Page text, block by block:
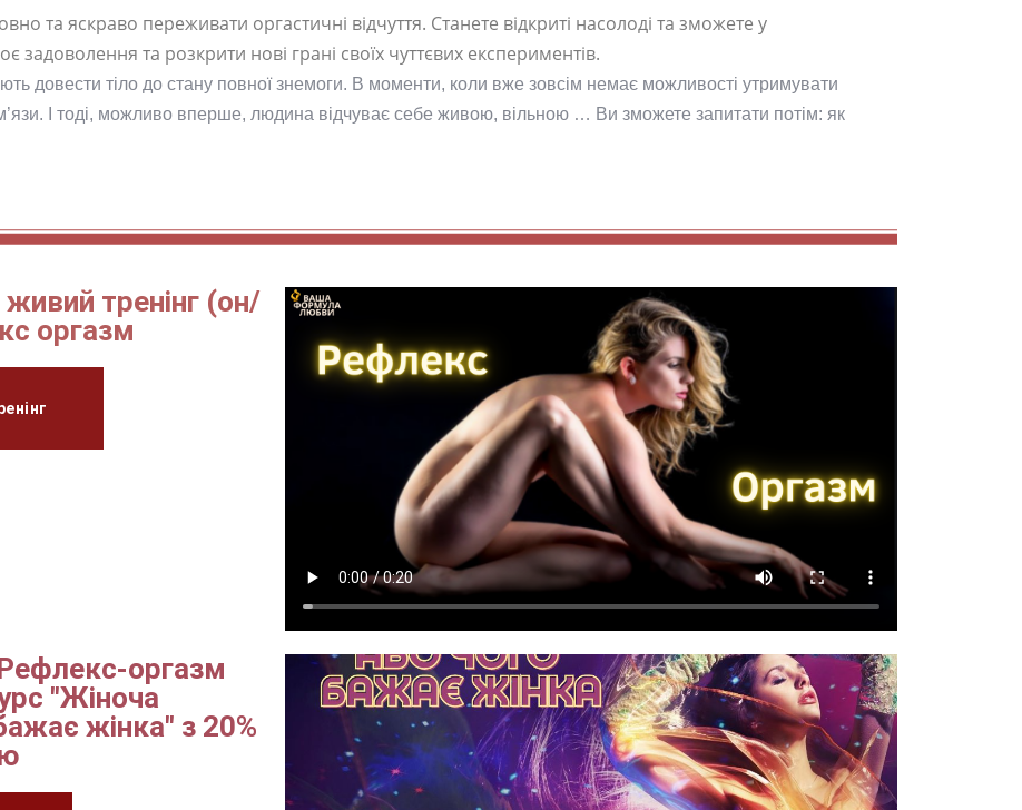
та яскраво переживати оргастичні відчуття. Станете відкриті насолоді та зможете у
задоволення та розкрити нові грані своїх чуттєвих експериментів.
довести тіло до стану повної знемоги. В моменти, коли вже зовсім немає можливості утримувати
І тоді, можливо вперше, людина відчуває себе живою, вільною … Ви зможете запитати потім: як
тренінг (он/
оргазм
оргазм
"Жіноча
жінка" з 20%